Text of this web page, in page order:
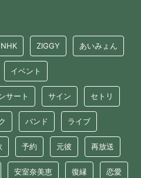
NHK ZIGGY あいみょん
イベント
サート サイン セトリ
バンド ライブ
予約 元彼 再放送
安室奈美恵 復縁 恋愛